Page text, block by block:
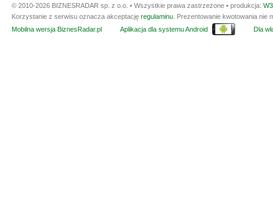
© 2010-2026 BIZNESRADAR sp. z o.o. • Wszystkie prawa zastrzeżone • produkcja:
Korzystanie z serwisu oznacza akceptację regulaminu. Prezentowanie kwotowania nie
Mobilna wersja BiznesRadar.pl
Aplikacja dla systemu Android Dla